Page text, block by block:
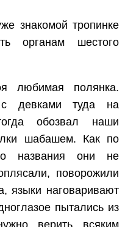
знакомой тропинке
органам шестого
любимая полянка.
девками туда на
обозвал наши
шабашем. Как по
названия они не
поворожили
языки наговаривают
пытались из